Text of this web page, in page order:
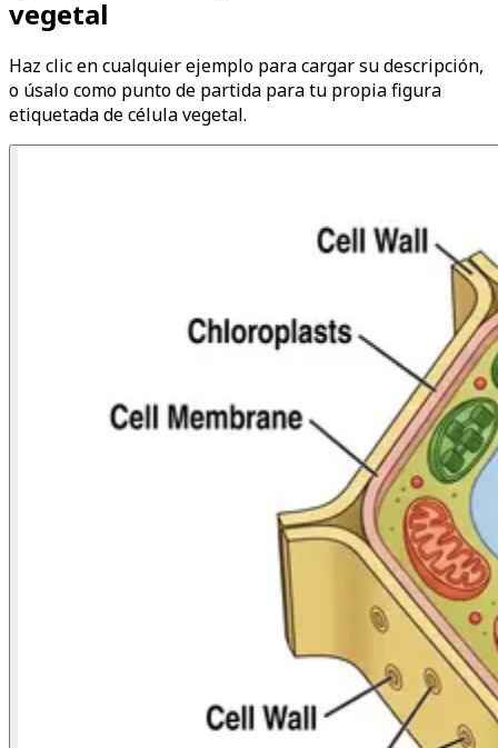
vegetal
Haz clic en cualquier ejemplo para cargar su descripción,
o úsalo como punto de partida para tu propia figura
etiquetada de célula vegetal.